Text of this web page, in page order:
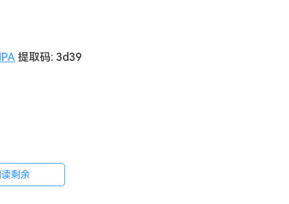
提取码: 3d39
剩余